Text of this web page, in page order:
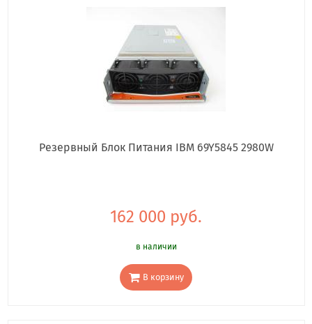
Резервный Блок Питания IBM 69Y5845 2980W
162 000 руб.
в наличии
В корзину